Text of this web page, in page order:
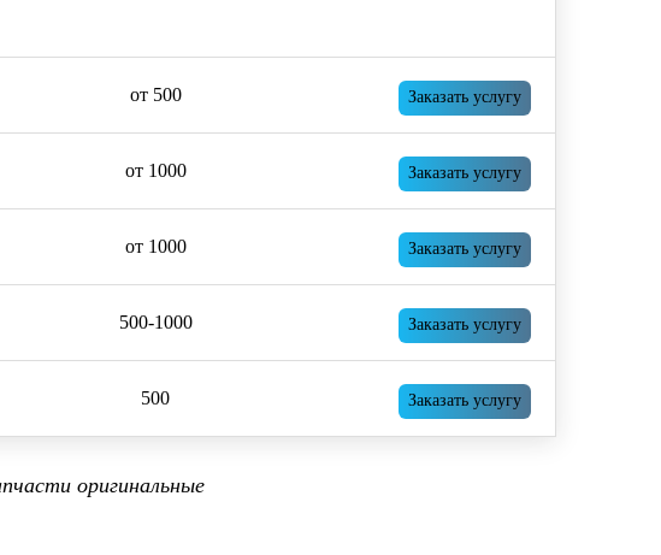
от 500 Заказать услугу
от 1000 Заказать услугу
от 1000 Заказать услугу
500-1000 Заказать услугу
500 Заказать услугу
оригинальные